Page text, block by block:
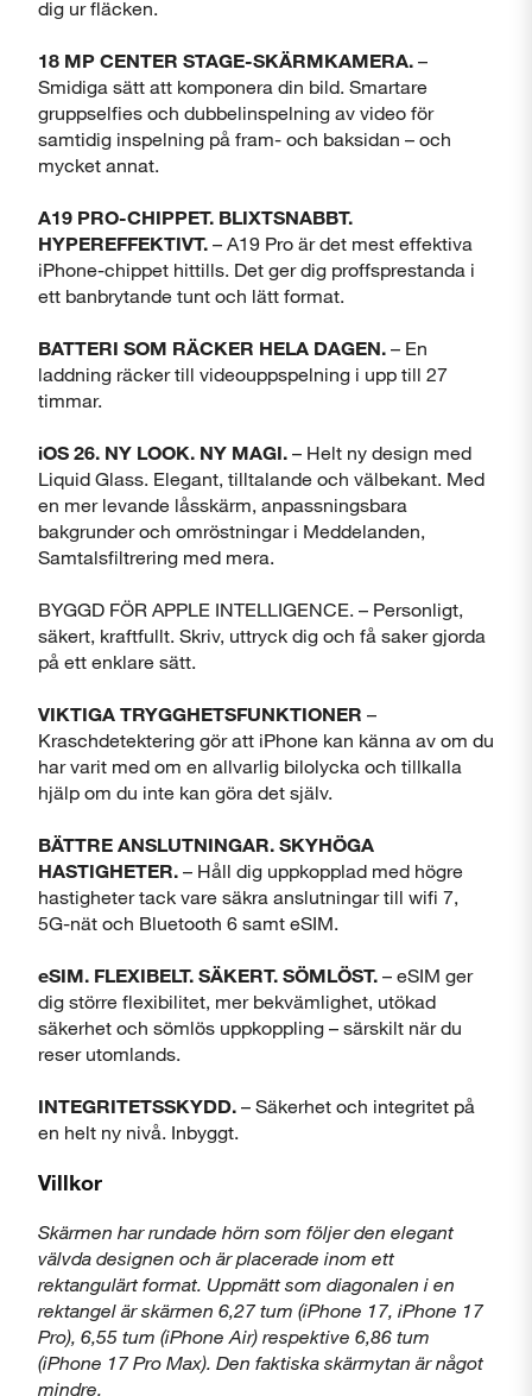
dig ur fläcken.
18 MP CENTER STAGE-SKÄRMKAMERA. –
Smidiga sätt att komponera din bild. Smartare
gruppselfies och dubbelinspelning av video för
samtidig inspelning på fram- och baksidan – och
mycket annat.
A19 PRO-CHIPPET. BLIXTSNABBT.
HYPEREFFEKTIVT. – A19 Pro är det mest effektiva
iPhone-chippet hittills. Det ger dig proffsprestanda i
ett banbrytande tunt och lätt format.
BATTERI SOM RÄCKER HELA DAGEN. – En
laddning räcker till videouppspelning i upp till 27
timmar.
iOS 26. NY LOOK. NY MAGI. – Helt ny design med
Liquid Glass. Elegant, tilltalande och välbekant. Med
en mer levande låsskärm, anpassningsbara
bakgrunder och omröstningar i Meddelanden,
Samtalsfiltrering med mera.
BYGGD FÖR APPLE INTELLIGENCE. – Personligt,
säkert, kraftfullt. Skriv, uttryck dig och få saker gjorda
på ett enklare sätt.
VIKTIGA TRYGGHETSFUNKTIONER –
Kraschdetektering gör att iPhone kan känna av om du
har varit med om en allvarlig bilolycka och tillkalla
hjälp om du inte kan göra det själv.
BÄTTRE ANSLUTNINGAR. SKYHÖGA
HASTIGHETER. – Håll dig uppkopplad med högre
hastigheter tack vare säkra anslutningar till wifi 7,
5G-nät och Bluetooth 6 samt eSIM.
eSIM. FLEXIBELT. SÄKERT. SÖMLÖST. – eSIM ger
dig större flexibilitet, mer bekvämlighet, utökad
säkerhet och sömlös uppkoppling – särskilt när du
reser utomlands.
INTEGRITETSSKYDD. – Säkerhet och integritet på
en helt ny nivå. Inbyggt.
Villkor
Skärmen har rundade hörn som följer den elegant
välvda designen och är placerade inom ett
rektangulärt format. Uppmätt som diagonalen i en
rektangel är skärmen 6,27 tum (iPhone 17, iPhone 17
Pro), 6,55 tum (iPhone Air) respektive 6,86 tum
(iPhone 17 Pro Max). Den faktiska skärmytan är något
mindre.
Visa produktinformationsblad
Stäng